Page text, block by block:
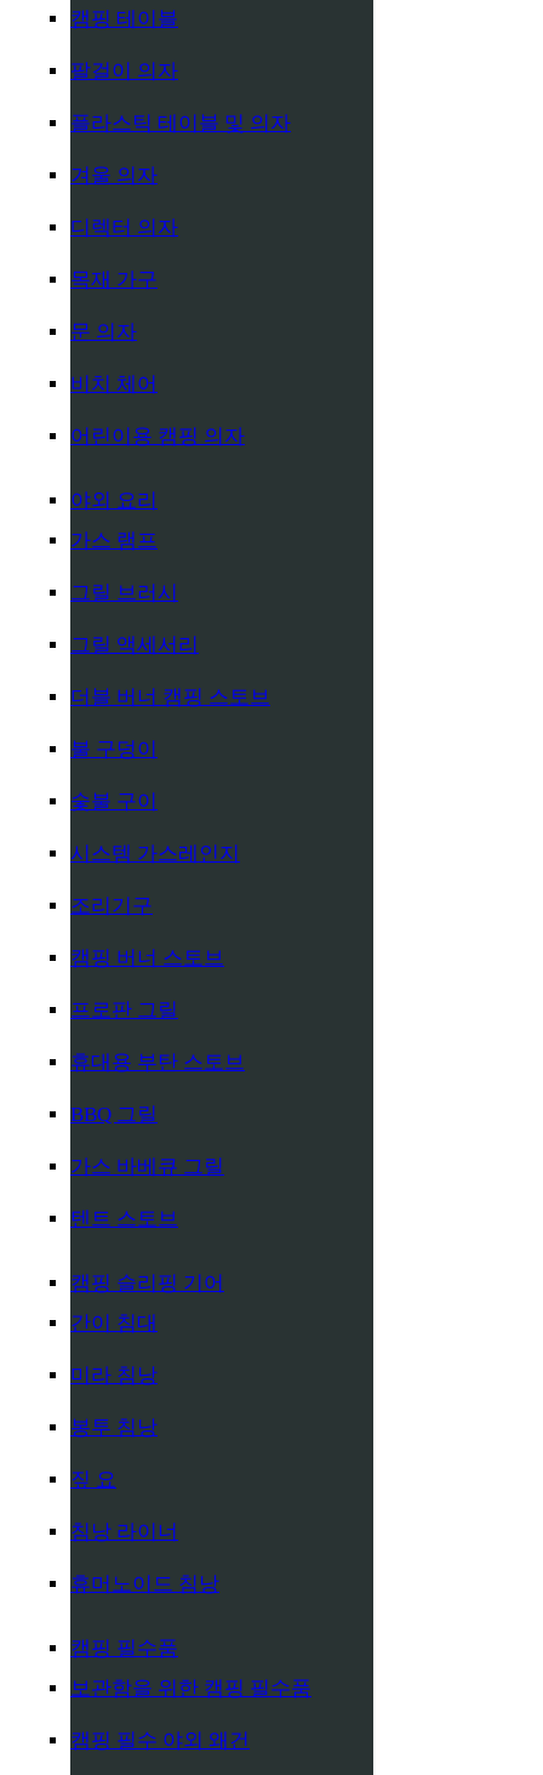
캠핑 테이블
팔걸이 의자
플라스틱 테이블 및 의자
겨울 의자
디렉터 의자
목재 가구
문 의자
비치 체어
어린이용 캠핑 의자
야외 요리
가스 램프
그릴 브러시
그릴 액세서리
더블 버너 캠핑 스토브
불 구덩이
숯불 구이
시스템 가스레인지
조리기구
캠핑 버너 스토브
프로판 그릴
휴대용 부탄 스토브
BBQ 그릴
가스 바베큐 그릴
텐트 스토브
캠핑 슬리핑 기어
간이 침대
미라 침낭
봉투 침낭
짚 요
침낭 라이너
휴머노이드 침낭
캠핑 필수품
보관함을 위한 캠핑 필수품
캠핑 필수 야외 왜건